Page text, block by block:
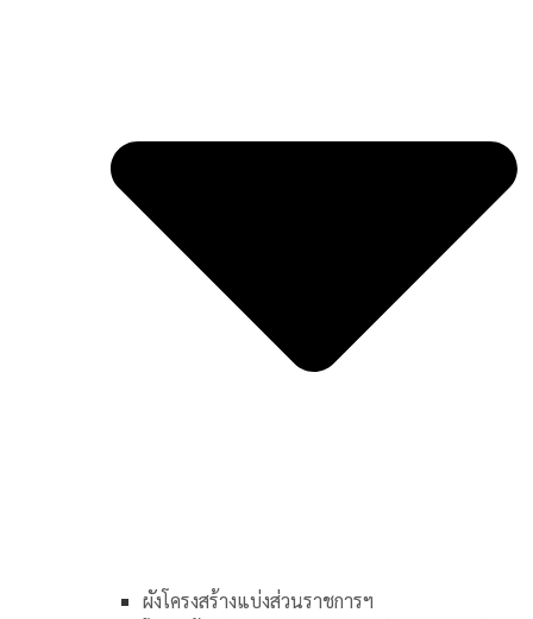
ผังโครงสร้างแบ่งส่วนราชการฯ